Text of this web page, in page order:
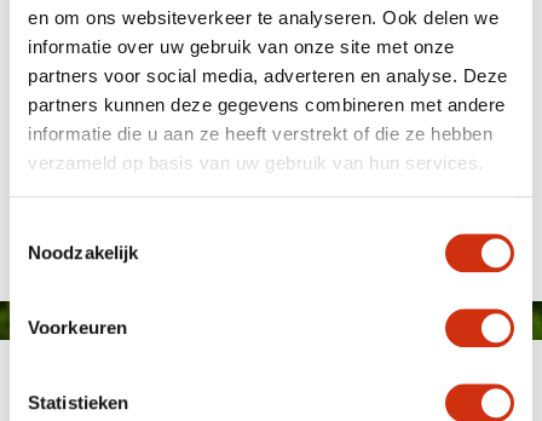
en om ons websiteverkeer te analyseren. Ook delen we
informatie over uw gebruik van onze site met onze
partners voor social media, adverteren en analyse. Deze
partners kunnen deze gegevens combineren met andere
informatie die u aan ze heeft verstrekt of die ze hebben
verzameld op basis van uw gebruik van hun services.
Noodzakelijk
Voorkeuren
Statistieken